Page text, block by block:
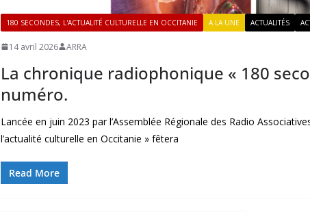
180 SECONDES, L'ACTUALITÉ CULTURELLE EN OCCITANIE A LA UNE ACTUALITÉS
14 avril 2026 ARRA
La chronique radiophonique « 180
numéro.
Lancée en juin 2023 par l’Assemblée Régionale des Radio
l’actualité culturelle en Occitanie » fêtera
Read More